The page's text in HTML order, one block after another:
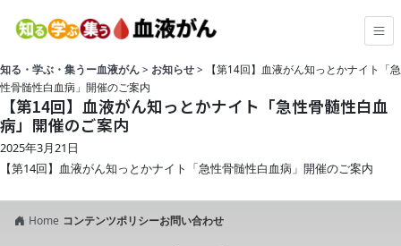
知る・学ぶ・集うー血液がん > お知らせ >
【第14回】血液がん知っとかナイト「急
性骨髄性白血病」開催のご案内
【第14回】血液がん知っとかナイト「急性骨髄性白血
病」開催のご案内
2025年3月21日
【第14回】血液がん知っとかナイト「急性骨髄性白血病」開催のご案内
Home コンテンツポリシーお問い合わせ